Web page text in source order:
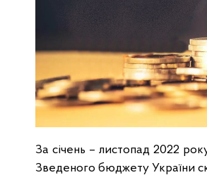
За січень – листопад 2022
Зведеного бюджету України